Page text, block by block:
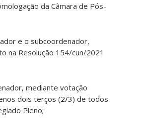
da Câmara de Pós-
e o subcoordenador,
na Resolução 154/cun/2021
mediante votação
dois terços (2/3) de todos
Pleno;